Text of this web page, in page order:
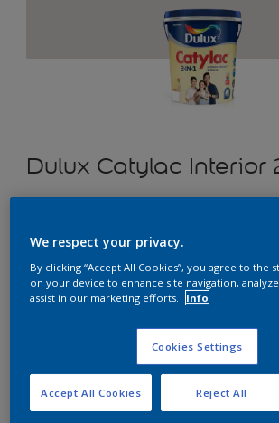
Dulux Catylac Interior
Ukuran
Jumlah Kalkulator cat
We respect your privacy.
By clicking “Accept All Cookies”, you agree to the
on your device to enhance site navigation, analyze
assist in our marketing efforts.
Info
Cookies Settings
Reject All
Accept All Cookies